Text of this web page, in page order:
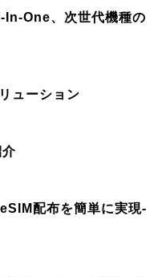
In-One、次世代機種の
ューション
介
配布を簡単に実現-